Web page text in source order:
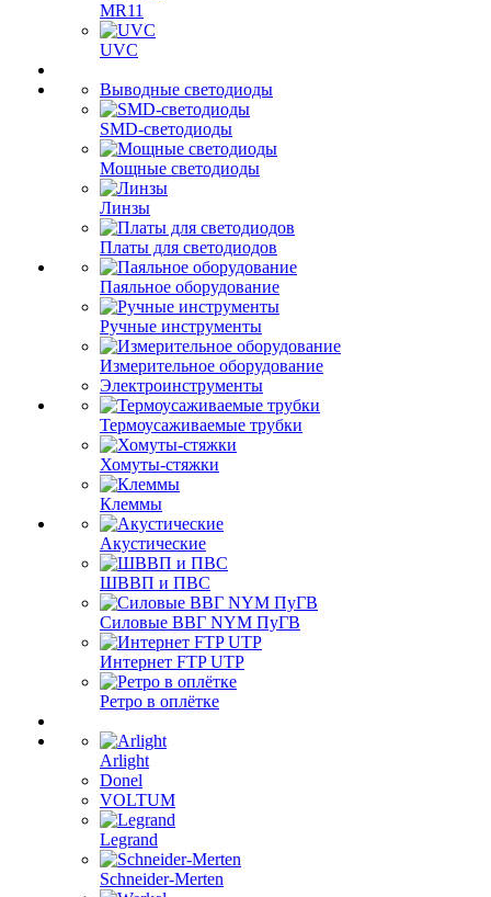
MR11
UVC
Выводные светодиоды
SMD-светодиоды
Мощные светодиоды
Линзы
Платы для светодиодов
Паяльное оборудование
Ручные инструменты
Измерительное оборудование
Электроинструменты
Термоусаживаемые трубки
Хомуты-стяжки
Клеммы
Акустические
ШВВП и ПВС
Силовые ВВГ NYM ПуГВ
Интернет FTP UTP
Ретро в оплётке
Arlight
Donel
VOLTUM
Legrand
Schneider-Merten